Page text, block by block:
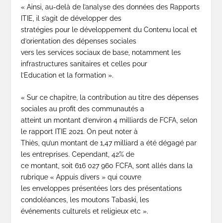
« Ainsi, au-delà de l’analyse des données des Rapports
ITIE, il s’agit de développer des
stratégies pour le développement du Contenu local et
d’orientation des dépenses sociales
vers les services sociaux de base, notamment les
infrastructures sanitaires et celles pour
l’Education et la formation ».
« Sur ce chapitre, la contribution au titre des dépenses
sociales au profit des communautés a
atteint un montant d’environ 4 milliards de FCFA, selon
le rapport ITIE 2021. On peut noter à
Thiès, qu’un montant de 1,47 milliard a été dégagé par
les entreprises. Cependant, 42% de
ce montant, soit 616 027 960 FCFA, sont allés dans la
rubrique « Appuis divers » qui couvre
les enveloppes présentées lors des présentations
condoléances, les moutons Tabaski, les
événements culturels et religieux etc ».